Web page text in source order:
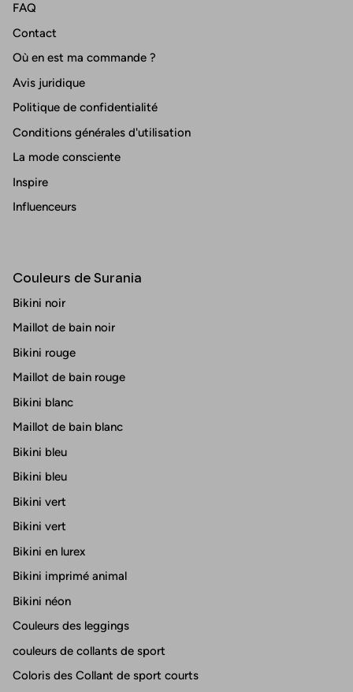
FAQ
Contact
Où en est ma commande ?
Avis juridique
Politique de confidentialité
Conditions générales d'utilisation
La mode consciente
Inspire
Influenceurs
Couleurs de Surania
Bikini noir
Maillot de bain noir
Bikini rouge
Maillot de bain rouge
Bikini blanc
Maillot de bain blanc
Bikini bleu
Bikini bleu
Bikini vert
Bikini vert
Bikini en lurex
Bikini imprimé animal
Bikini néon
Couleurs des leggings
couleurs de collants de sport
Coloris des Collant de sport courts